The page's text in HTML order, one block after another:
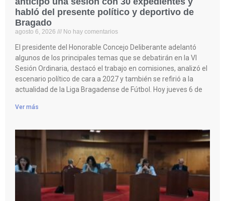
habló del presente político y deportivo de
Bragado
agosto 6, 2026 No hay comentarios
El presidente del Honorable Concejo Deliberante adelantó
algunos de los principales temas que se debatirán en la VI
Sesión Ordinaria, destacó el trabajo en comisiones, analizó el
escenario político de cara a 2027 y también se refirió a la
actualidad de la Liga Bragadense de Fútbol. Hoy jueves 6 de
Ver más